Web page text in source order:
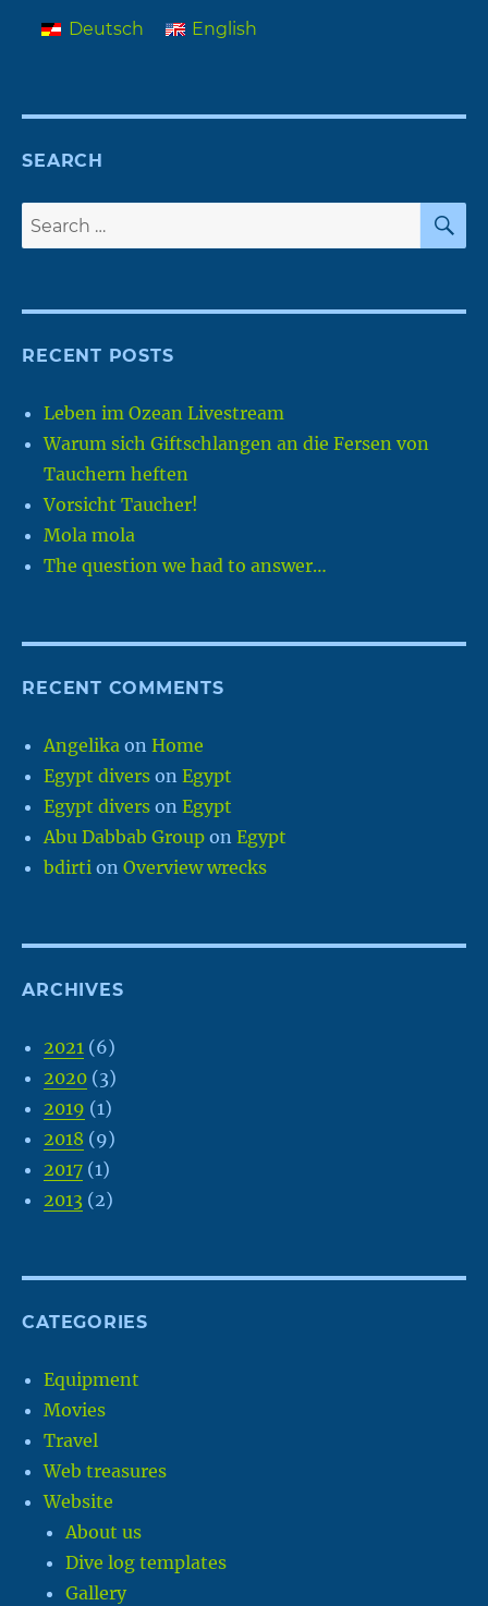
Deutsch English
SEARCH
Search
for:
RECENT POSTS
Leben im Ozean Livestream
Warum sich Giftschlangen an die Fersen von
Tauchern heften
Vorsicht Taucher!
Mola mola
The question we had to answer…
RECENT COMMENTS
Angelika onHome
Egypt divers onEgypt
Egypt divers onEgypt
Abu Dabbab Group onEgypt
bdirti onOverview wrecks
ARCHIVES
2021 (6)
2020 (3)
2019 (1)
2018 (9)
2017 (1)
2013 (2)
CATEGORIES
Equipment
Movies
Travel
Web treasures
Website
About us
Dive log templates
Gallery